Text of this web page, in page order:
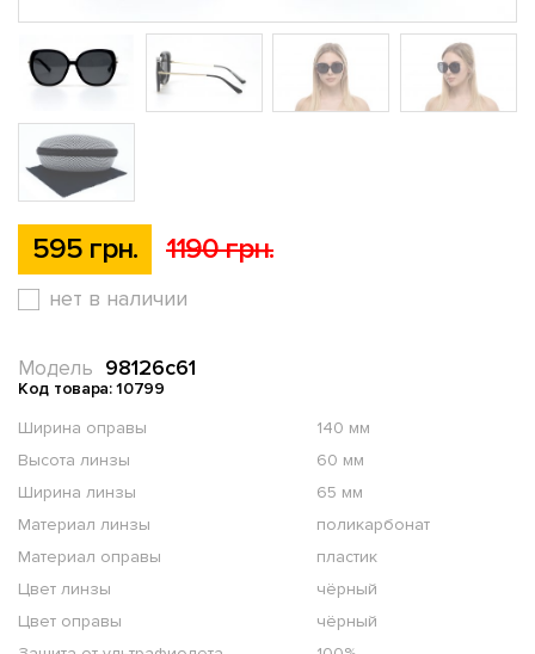
595 грн. 1190 грн.
нет в наличии
98126c61
Модель
Код товара: 10799
Ширина оправы
140 мм
Высота линзы
60 мм
Ширина линзы
65 мм
Материал линзы
поликарбонат
Материал оправы
пластик
Цвет линзы
чёрный
Цвет оправы
чёрный